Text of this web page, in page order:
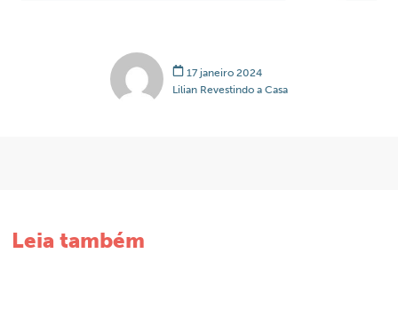
17 janeiro 2024
Lilian Revestindo a Casa
Leia também